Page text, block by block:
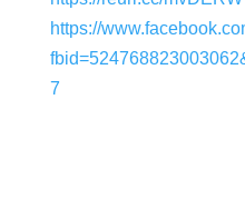
https://
7